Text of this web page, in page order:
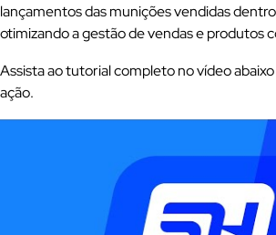
lançamentos das munições vendidas
otimizando a gestão de vendas e produtos
Assista ao tutorial completo no vídeo
ação.